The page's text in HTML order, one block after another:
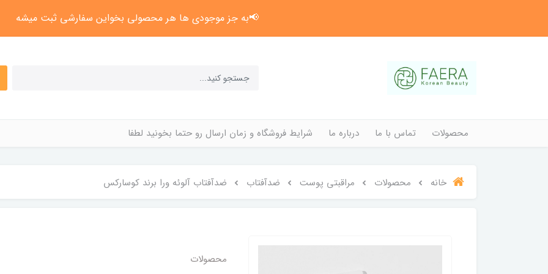
📢به جز موجودی ها هر محصولی بخواین سفارشی ثبت میشه
محصولات تماس با ما درباره ما شرایط فروشگاه و زمان ارسال رو حتما بخونید لطفا
خانه محصولات مراقبتی پوست ضدآفتاب ضدآفتاب آلوئه ورا برند کوسارکس
محصولات